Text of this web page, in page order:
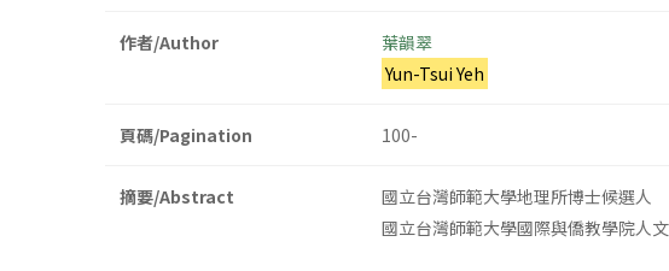
作者/Author
葉韻翠
Yun-Tsui Yeh
頁碼/Pagination 100-
摘要/Abstract
國立台灣師範大學地理所博士候選人
國立台灣師範大學國際與僑教學院人